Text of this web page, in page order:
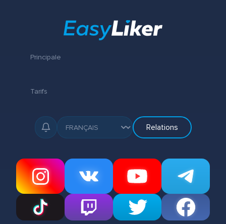
Principale
Tarifs
Relations